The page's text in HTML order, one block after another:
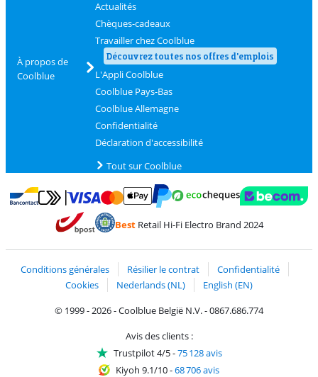
À propos de
Coolblue
Actualités
Chèques-cadeaux
Travailler chez Coolblue
Découvrez toutes nos offres d'emplois
L'Appli Coolblue
Coolblue Pays-Bas
Coolblue Allemagne
Confidentialité
Déclaration d'accessibilité
Tout sur Coolblue
Payer avec Bancontact
Payer avec MasterCard et Visa via ClickToPay
BestRetail Hi-Fi Electro Brand 2024
Conditions générales Résilier le contrat
Confidentialité
Cookies
Nederlands (NL)
English (EN)
© 1999 - 2026 - Coolblue België N.V. - 0867.686.774
Avis des clients :
Trustpilot 4/5-75 128 avis
Kiyoh 9.1/10-68 706 avis